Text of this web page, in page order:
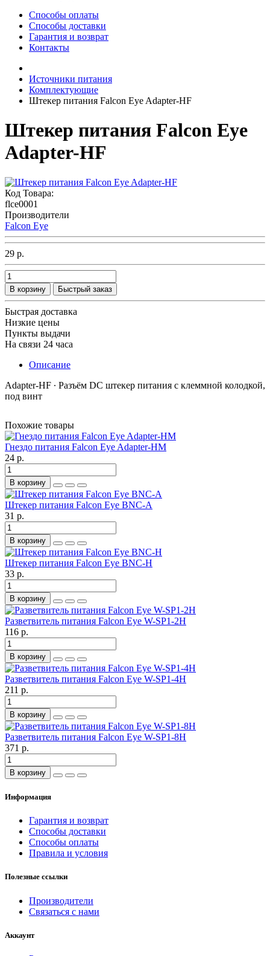
Способы оплаты
Способы доставки
Гарантия и возврат
Контакты
Источники питания
Комплектующие
Штекер питания Falcon Eye Adapter-HF
Штекер питания Falcon Eye
Adapter-HF
Код Товара:
flce0001
Производители
Falcon Eye
29 р.
В корзину Быстрый заказ
Быстрая доставка
Низкие цены
Пункты выдачи
На связи 24 часа
Описание
Adapter-HF ∙ Разъём DC штекер питания с клеммной колодкой,
под винт
Похожие товары
Гнездо питания Falcon Eye Adapter-HM
24 р.
В корзину
Штекер питания Falcon Eye BNC-A
31 р.
В корзину
Штекер питания Falcon Eye BNC-H
33 р.
В корзину
Разветвитель питания Falcon Eye W-SP1-2H
116 р.
В корзину
Разветвитель питания Falcon Eye W-SP1-4H
211 р.
В корзину
Разветвитель питания Falcon Eye W-SP1-8H
371 р.
В корзину
Информация
Гарантия и возврат
Способы доставки
Способы оплаты
Правила и условия
Полезные ссылки
Производители
Связаться с нами
Аккаунт